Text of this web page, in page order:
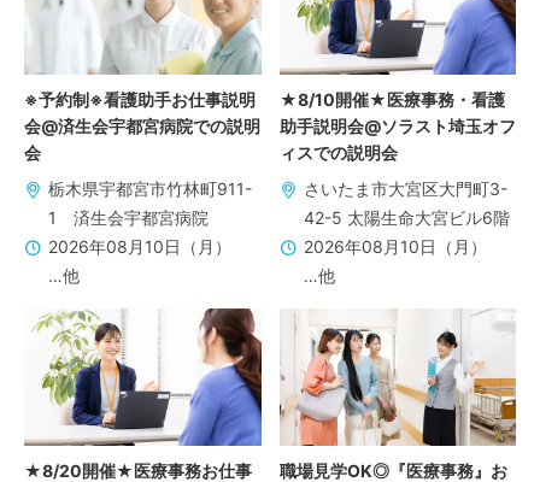
※予約制※看護助手お仕事説明
会@済生会宇都宮病院での説明
会
栃木県宇都宮市竹林町911-
1 済生会宇都宮病院
2026年08月10日（月）
…他
★8/10開催★医療事務・看護
助手説明会@ソラスト埼玉オフ
ィスでの説明会
さいたま市大宮区大門町3-
42-5 太陽生命大宮ビル6階
2026年08月10日（月）
…他
★8/20開催★医療事務お仕事
職場見学OK◎『医療事務』お